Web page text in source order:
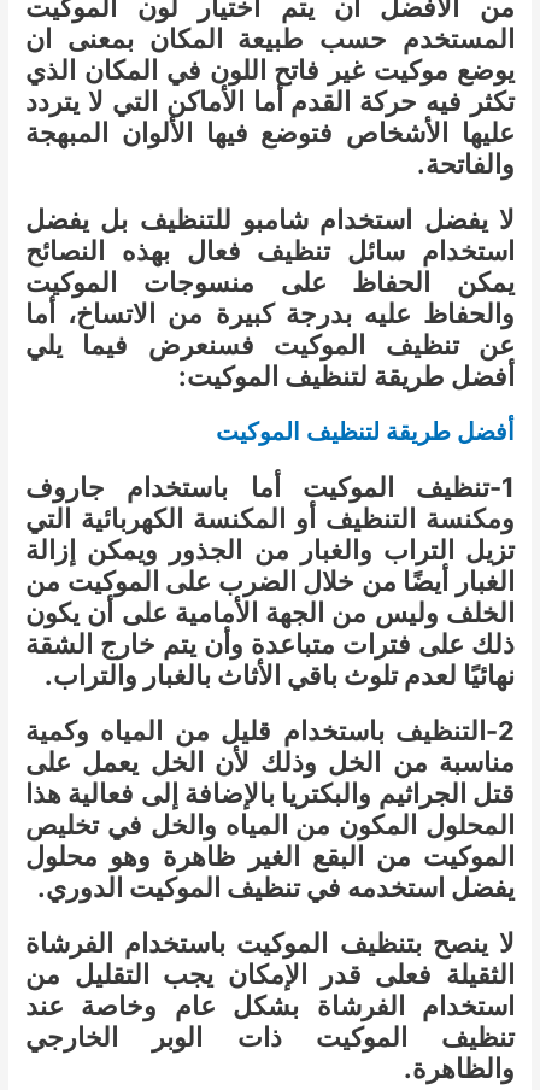
من الأفضل أن يتم اختيار لون الموكيت
المستخدم حسب طبيعة المكان بمعنى ان
يوضع موكيت غير فاتح اللون في المكان الذي
تكثر فيه حركة القدم أما الأماكن التي لا يتردد
عليها الأشخاص فتوضع فيها الألوان المبهجة
والفاتحة.
لا يفضل استخدام شامبو للتنظيف بل يفضل
استخدام سائل تنظيف فعال بهذه النصائح
يمكن الحفاظ على منسوجات الموكيت
والحفاظ عليه بدرجة كبيرة من الاتساخ، أما
عن تنظيف الموكيت فسنعرض فيما يلي
أفضل طريقة لتنظيف الموكيت:
أفضل طريقة لتنظيف الموكيت
1-تنظيف الموكيت أما باستخدام جاروف
ومكنسة التنظيف أو المكنسة الكهربائية التي
تزيل التراب والغبار من الجذور ويمكن إزالة
الغبار أيضًا من خلال الضرب على الموكيت من
الخلف وليس من الجهة الأمامية على أن يكون
ذلك على فترات متباعدة وأن يتم خارج الشقة
نهائيًا لعدم تلوث باقي الأثاث بالغبار والتراب.
2-التنظيف باستخدام قليل من المياه وكمية
مناسبة من الخل وذلك لأن الخل يعمل على
قتل الجراثيم والبكتريا بالإضافة إلى فعالية هذا
المحلول المكون من المياه والخل في تخليص
الموكيت من البقع الغير ظاهرة وهو محلول
يفضل استخدمه في تنظيف الموكيت الدوري.
لا ينصح بتنظيف الموكيت باستخدام الفرشاة
الثقيلة فعلى قدر الإمكان يجب التقليل من
استخدام الفرشاة بشكل عام وخاصة عند
تنظيف الموكيت ذات الوبر الخارجي
والظاهرة.